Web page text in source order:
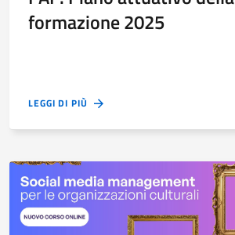
formazione 2025
LEGGI DI PIÙ